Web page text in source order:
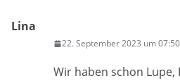
Lina
22. September 2023 um
Wir haben schon Lupe,